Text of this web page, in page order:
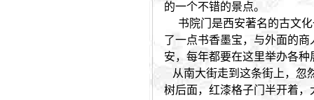
的一个不错的景点。
书院门是西安著名的古文化
了一点书香墨宝，与外面的
安，每年都要在这里举办各种
从南大街走到这条街上，忽
树后面，红漆格子门半开着